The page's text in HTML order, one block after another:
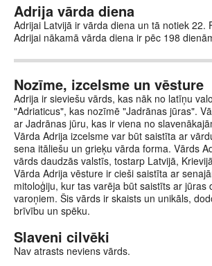
Adrija vārda diena
Adrijai Latvijā ir vārda diena un tā notiek 22.
Adrijai nākamā vārda diena ir pēc 198
Nozīme, izcelsme un vēsture
Adrija ir sieviešu vārds, kas nāk no latīņu
"Adriaticus", kas nozīmē "Jadrānas jūras".
ar Jadrānas jūru, kas ir viena no
Vārda Adrija izcelsme var būt saistīta ar
sena itāliešu un grieķu vārda forma. Vārds
vārds daudzās valstīs, tostarp Latvijā,
Vārda Adrija vēsture ir cieši saistīta ar
mitoloģiju, kur tas varēja būt saistīts ar jūras
varoņiem. Šis vārds ir skaists un unikāls,
brīvību un spēku.
Slaveni cilvēki
Nav atrasts neviens vārds.